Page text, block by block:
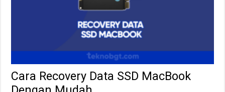
Cara Recovery Data SSD MacBook